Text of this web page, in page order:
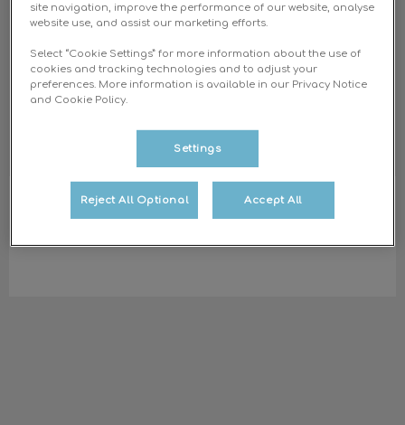
Dr HEYNEN Roxane Docteur Vétérinaire
.
site navigation, improve the performance of our website, analyse
website use, and assist our marketing efforts.
Select “Cookie Settings” for more information about the use of
cookies and tracking technologies and to adjust your
preferences. More information is available in our Privacy Notice
and Cookie Policy.
Settings
Reject All Optional Accept All